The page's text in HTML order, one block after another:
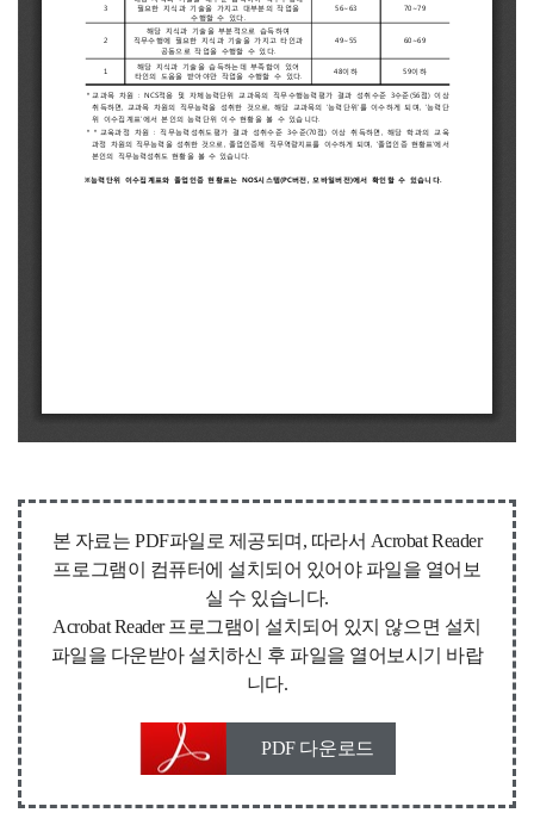
본 자료는 PDF파일로 제공되며, 따라서 Acrobat Reader
프로그램이 컴퓨터에 설치되어 있어야 파일을 열어보
실 수 있습니다.
Acrobat Reader 프로그램이 설치되어 있지 않으면 설치
파일을 다운받아 설치하신 후 파일을 열어보시기 바랍
니다.
PDF 다운로드